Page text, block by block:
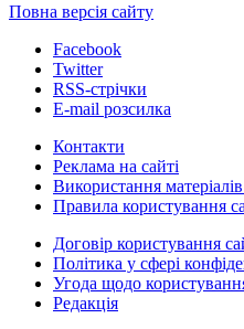
Повна версія сайту
Facebook
Twitter
RSS-стрічки
E-mail розсилка
Контакти
Реклама на сайті
Використання
Правила користування
Договір користування
Політика у сфері
Угода щодо
Редакція